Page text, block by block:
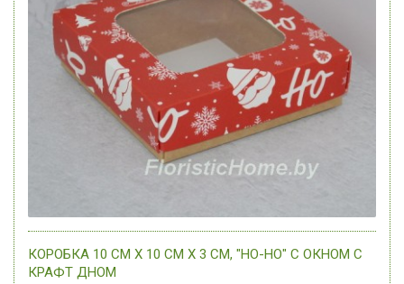
КОРОБКА 10 СМ Х 10 СМ Х 3 СМ, "HO-HO" С ОКНОМ C
КРАФТ ДНОМ